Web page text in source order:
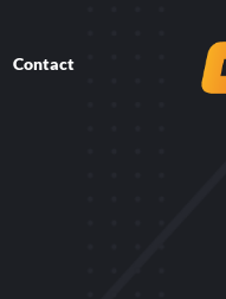
Contact